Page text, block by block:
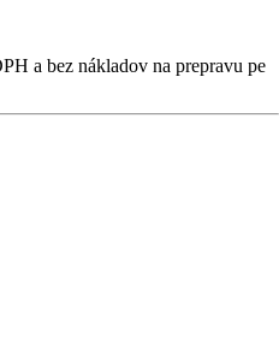
a bez nákladov na prepravu pe